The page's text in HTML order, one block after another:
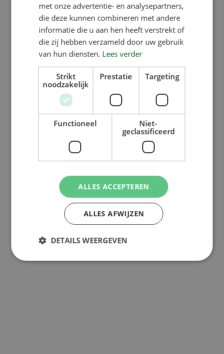
met onze advertentie- en analysepartners,
die deze kunnen combineren met andere
informatie die u aan hen heeft verstrekt of
die zij hebben verzameld door uw gebruik
van hun diensten. Lees verder
Strikt
noodzakelijk
Prestatie Targeting
Functioneel
Niet-
geclassificeerd
ALLES ACCEPTEREN
ALLES AFWIJZEN
DETAILS WEERGEVEN